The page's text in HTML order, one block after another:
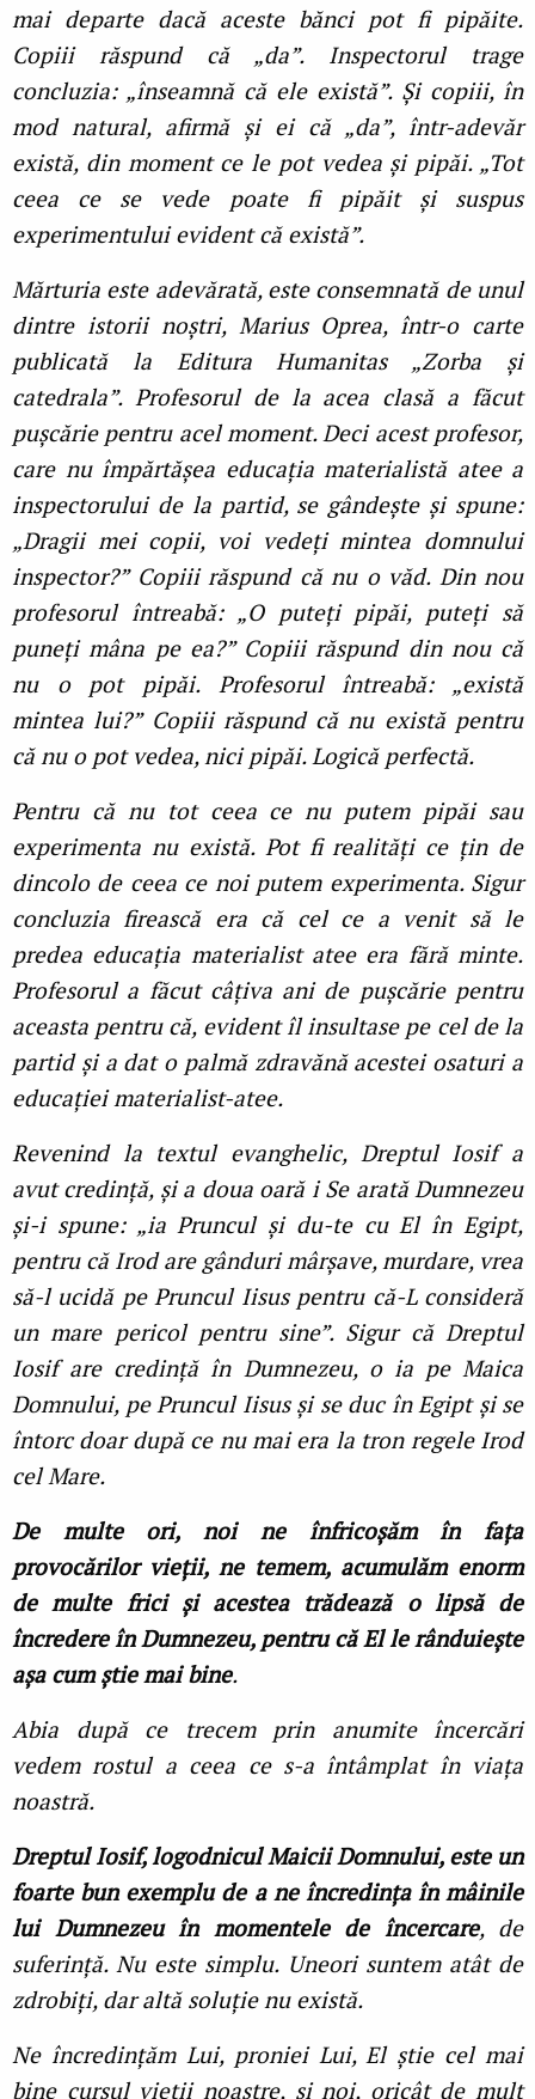
mai departe dacă aceste bănci pot fi pipăite.
Copiii răspund că „da”. Inspectorul trage
concluzia: „înseamnă că ele există”. Și copiii, în
mod natural, afirmă și ei că „da”, într-adevăr
există, din moment ce le pot vedea și pipăi. „Tot
ceea ce se vede poate fi pipăit și suspus
experimentului evident că există”.
Mărturia este adevărată, este consemnată de unul
dintre istorii noștri, Marius Oprea, într-o carte
publicată la Editura Humanitas „Zorba și
catedrala”. Profesorul de la acea clasă a făcut
pușcărie pentru acel moment. Deci acest profesor,
care nu împărtășea educația materialistă atee a
inspectorului de la partid, se gândește și spune:
„Dragii mei copii, voi vedeți mintea domnului
inspector?” Copiii răspund că nu o văd. Din nou
profesorul întreabă: „O puteți pipăi, puteți să
puneți mâna pe ea?” Copiii răspund din nou că
nu o pot pipăi. Profesorul întreabă: „există
mintea lui?” Copiii răspund că nu există pentru
că nu o pot vedea, nici pipăi. Logică perfectă.
Pentru că nu tot ceea ce nu putem pipăi sau
experimenta nu există. Pot fi realități ce țin de
dincolo de ceea ce noi putem experimenta. Sigur
concluzia firească era că cel ce a venit să le
predea educația materialist atee era fără minte.
Profesorul a făcut câțiva ani de pușcărie pentru
aceasta pentru că, evident îl insultase pe cel de la
partid și a dat o palmă zdravănă acestei osaturi a
educației materialist-atee.
Revenind la textul evanghelic, Dreptul Iosif a
avut credință, și a doua oară i Se arată Dumnezeu
și-i spune: „ia Pruncul și du-te cu El în Egipt,
pentru că Irod are gânduri mârșave, murdare, vrea
să-l ucidă pe Pruncul Iisus pentru că-L consideră
un mare pericol pentru sine”. Sigur că Dreptul
Iosif are credință în Dumnezeu, o ia pe Maica
Domnului, pe Pruncul Iisus și se duc în Egipt și se
întorc doar după ce nu mai era la tron regele Irod
cel Mare.
De multe ori, noi ne înfricoșăm în fața
provocărilor vieții, ne temem, acumulăm enorm
de multe frici și acestea trădează o lipsă de
încredere în Dumnezeu, pentru că El le rânduiește
așa cum știe mai bine.
Abia după ce trecem prin anumite încercări
vedem rostul a ceea ce s-a întâmplat în viața
noastră.
Dreptul Iosif, logodnicul Maicii Domnului, este un
foarte bun exemplu de a ne încredința în mâinile
lui Dumnezeu în momentele de încercare, de
suferință. Nu este simplu. Uneori suntem atât de
zdrobiți, dar altă soluție nu există.
Ne încredințăm Lui, proniei Lui, El știe cel mai
bine cursul vieții noastre, și noi, oricât de mult